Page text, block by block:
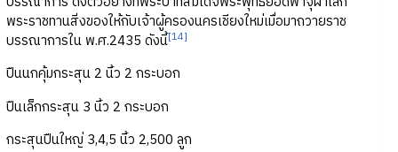
พระราชทานสิ่งของให้กับเจ้าผู้ครองนครเชียงใหม่เมื่อมาถวายราช
บรรณาการใน พ.ศ.2435 ดังนี้[14]
ปืนนกคุ้มกระสุน 2 นิ้ว 2 กระบอก
ปืนเล็กกระสุน 3 นิ้ว 2 กระบอก
กระสุนปืนใหญ่ 3,4,5 นิ้ว 2,500 ลูก